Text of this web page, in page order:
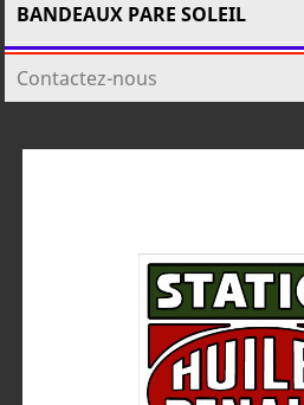
BANDEAUX PARE SOLEIL
Contactez-nous